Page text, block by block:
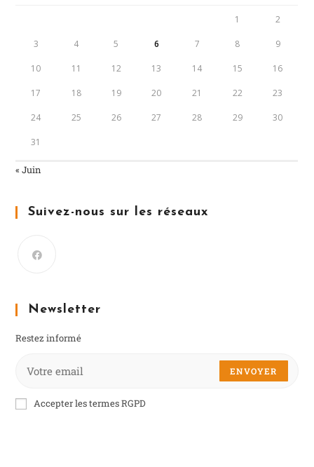
1 2
3 4 5 6 7 8 9
10 11 12 13 14 15 16
17 18 19 20 21 22 23
24 25 26 27 28 29 30
31
« Juin
Suivez-nous sur les réseaux
Newsletter
Restez informé
ENVOYER
Accepter les termes RGPD